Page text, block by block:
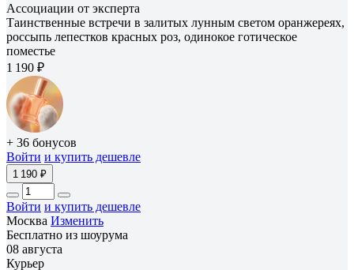
Ассоциации от эксперта
Таинственные встречи в залитых лунным светом оранжереях,
россыпь лепестков красных роз, одинокое готическое
поместье
1 190 ₽
+ 36 бонусов
Войти и купить дешевле
1 190 ₽
Войти и купить дешевле
Москва Изменить
Бесплатно из шоурума
08 августа
Курьер